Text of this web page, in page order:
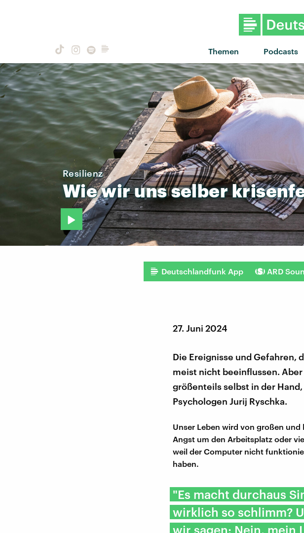
Themen Podcasts
Resilienz
Wiewirunsselber
Deutschlandfunk App ARD
27. Juni 2024
Die Ereignisse und Gefahren,
meist nicht beeinflussen.
größenteils selbst in der
Psychologen Jurij Ryschka.
Unser Leben wird von großen
Angst um den Arbeitsplatz oder
weil der Computer nicht
haben.
"Es macht durchaus
wirklich so schlimm?
wir sagen: Nein, mein